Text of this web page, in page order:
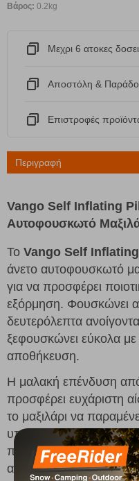
Βάρος: 0.2kg
Μεχρι 6 ατοκες
Αποστόλη &
Eπιστροφές
Περιγραφή
Vango Self Inflating
Αυτοφουσκωτό
Το Vango Self
άνετο αυτοφουσκωτό
για να προσφέρει
εξόρμηση. Φουσκώνει
δευτερόλεπτα
ξεφουσκώνει εύκολα
αποθήκευση.
Η μαλακή επένδυση
προσφέρει ευχάριστη
το μαξιλάρι να
υπνόσακο.
προσφέρει επιπλέον
αυχένα και θερμική